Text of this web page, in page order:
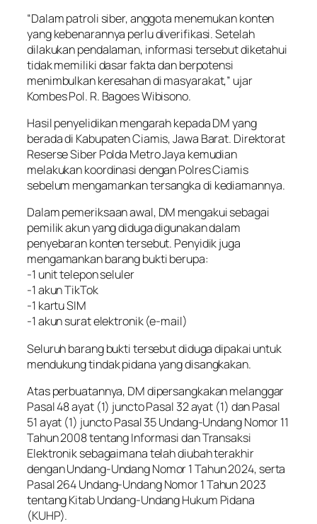
“Dalam patroli siber, anggota menemukan konten
yang kebenarannya perlu diverifikasi. Setelah
dilakukan pendalaman, informasi tersebut diketahui
tidak memiliki dasar fakta dan berpotensi
menimbulkan keresahan di masyarakat,” ujar
Kombes Pol. R. Bagoes Wibisono.
Hasil penyelidikan mengarah kepada DM yang
berada di Kabupaten Ciamis, Jawa Barat. Direktorat
Reserse Siber Polda Metro Jaya kemudian
melakukan koordinasi dengan Polres Ciamis
sebelum mengamankan tersangka di kediamannya.
Dalam pemeriksaan awal, DM mengakui sebagai
pemilik akun yang diduga digunakan dalam
penyebaran konten tersebut. Penyidik juga
mengamankan barang bukti berupa:
-1 unit telepon seluler
-1 akun TikTok
-1 kartu SIM
-1 akun surat elektronik (e-mail)
Seluruh barang bukti tersebut diduga dipakai untuk
mendukung tindak pidana yang disangkakan.
Atas perbuatannya, DM dipersangkakan melanggar
Pasal 48 ayat (1) juncto Pasal 32 ayat (1) dan Pasal
51 ayat (1) juncto Pasal 35 Undang-Undang Nomor 11
Tahun 2008 tentang Informasi dan Transaksi
Elektronik sebagaimana telah diubah terakhir
dengan Undang-Undang Nomor 1 Tahun 2024, serta
Pasal 264 Undang-Undang Nomor 1 Tahun 2023
tentang Kitab Undang-Undang Hukum Pidana
(KUHP).